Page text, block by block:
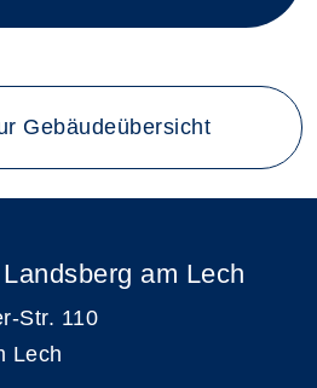
Gebäudeübersicht
am Lech
Str. 110
Lech